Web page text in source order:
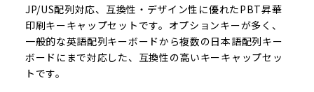
JP/US配列対応、互換性・デザイン性に優れたPBT昇華
印刷キーキャップセットです。オプションキーが多く、
一般的な英語配列キーボードから複数の日本語配列キー
ボードにまで対応した、互換性の高いキーキャップセッ
トです。